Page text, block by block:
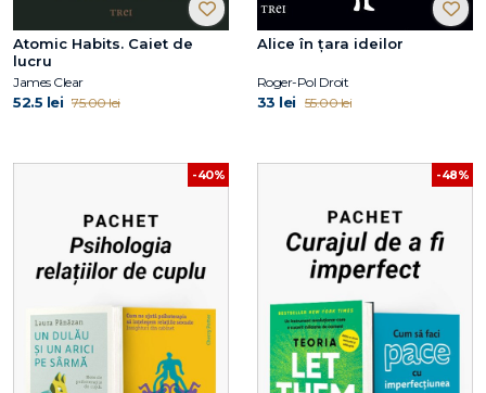
Atomic Habits. Caiet de
lucru
James Clear
52.5 lei 75.00 lei
Alice în țara ideilor
Roger-Pol Droit
33 lei 55.00 lei
-40% -48%